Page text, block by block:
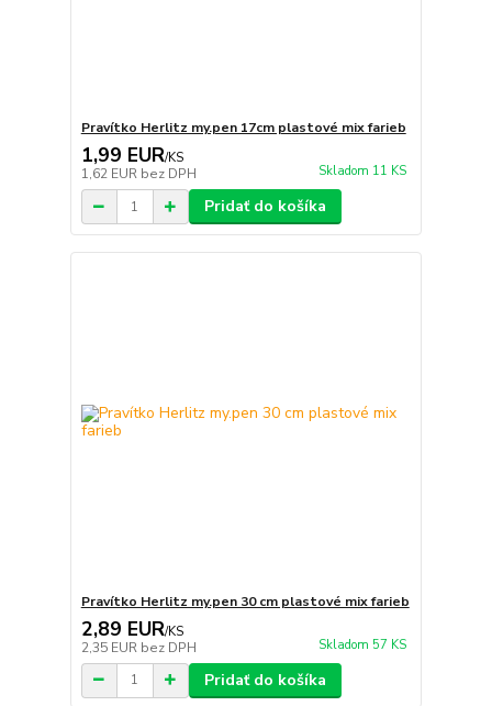
Pravítko Herlitz my.pen 17cm plastové mix farieb
1,99 EUR/KS
1,62 EUR bez DPH Skladom 11 KS
Pridať do košíka
Pravítko Herlitz my.pen 30 cm plastové mix farieb
2,89 EUR/KS
2,35 EUR bez DPH Skladom 57 KS
Pridať do košíka